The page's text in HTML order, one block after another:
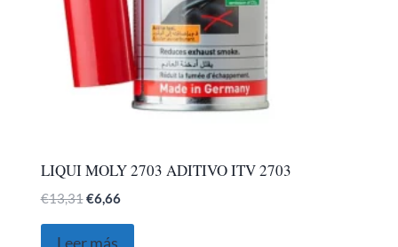
LIQUI MOLY 2703 ADITIVO ITV 2703
€13,31 El
original
€6,66El
Leer más